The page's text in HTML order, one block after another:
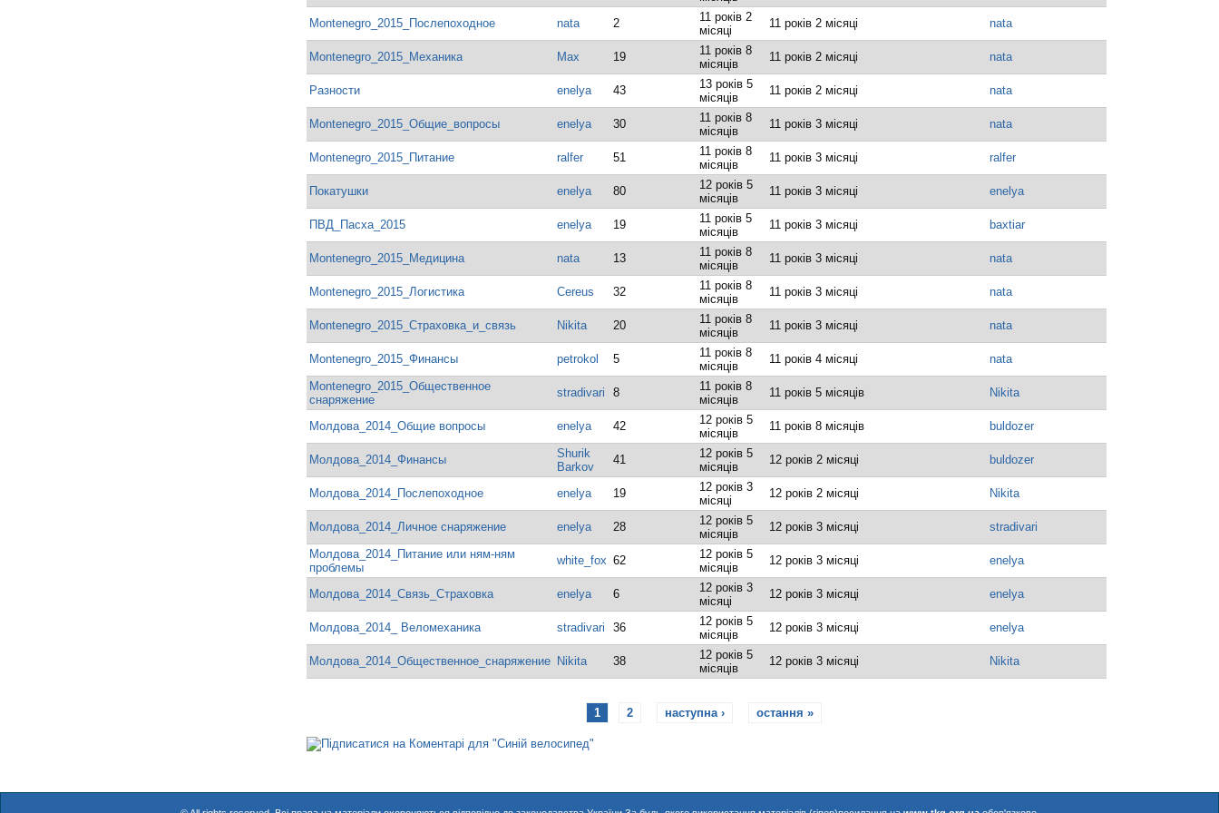
Montenegro_2015_Послепоходное nata 2
11 років 2
місяці
11 років 2 місяці nata
Montenegro_2015_Механика Max 19
11 років 8
місяців
11 років 2 місяці nata
Разности enelya 43
13 років 5
місяців
11 років 2 місяці nata
Montenegro_2015_Общие_вопросы enelya 30
11 років 8
місяців
11 років 3 місяці nata
Montenegro_2015_Питание ralfer 51
11 років 8
місяців
11 років 3 місяці ralfer
Покатушки enelya 80
12 років 5
місяців
11 років 3 місяці enelya
ПВД_Пасха_2015 enelya 19
11 років 5
місяців
11 років 3 місяці baxtiar
Montenegro_2015_Медицина nata 13
11 років 8
місяців
11 років 3 місяці nata
Montenegro_2015_Логистика Cereus 32
11 років 8
місяців
11 років 3 місяці nata
Montenegro_2015_Страховка_и_связь Nikita 20
11 років 8
місяців
11 років 3 місяці nata
Montenegro_2015_Финансы petrokol 5
11 років 8
місяців
11 років 4 місяці
nata
Montenegro_2015_Общественное
снаряжение
stradivari 8
11 років 8
місяців
11 років 5 місяців Nikita
Молдова_2014_Общие вопросы enelya 42
12 років 5
місяців
11 років 8 місяців buldozer
Молдова_2014_Финансы
Shurik
Barkov
41
12 років 5
місяців
12 років 2 місяці buldozer
Молдова_2014_Послепоходное enelya 19
12 років 3
місяці
12 років 2 місяці Nikita
Молдова_2014_Личное снаряжение enelya 28
12 років 5
місяців
12 років 3 місяці
stradivari
Молдова_2014_Питание или ням-ням
проблемы
white_fox 62
12 років 5
місяців
12 років 3 місяці enelya
Молдова_2014_Связь_Страховка enelya 6
12 років 3
місяці
12 років 3 місяці enelya
Молдова_2014_ Веломеханика stradivari 36
12 років 5
місяців
12 років 3 місяці enelya
Молдова_2014_Общественное_снаряжение Nikita 38
12 років 5
місяців
12 років 3 місяці Nikita
т
1 2 наступна › остання »